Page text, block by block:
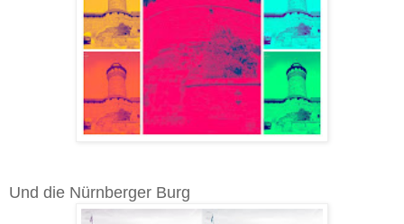
Und die Nürnberger Burg